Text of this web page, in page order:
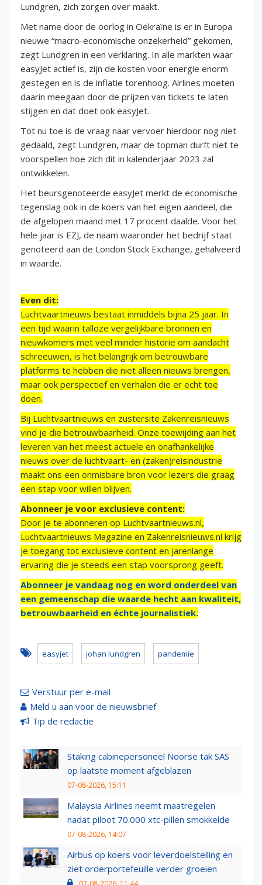
Lundgren, zich zorgen over maakt.
Met name door de oorlog in Oekraïne is er in Europa
nieuwe “macro-economische onzekerheid” gekomen,
zegt Lundgren in een verklaring. In alle markten waar
easyJet actief is, zijn de kosten voor energie enorm
gestegen en is de inflatie torenhoog. Airlines moeten
daarin meegaan door de prijzen van tickets te laten
stijgen en dat doet ook easyJet.
Tot nu toe is de vraag naar vervoer hierdoor nog niet
gedaald, zegt Lundgren, maar de topman durft niet te
voorspellen hoe zich dit in kalenderjaar 2023 zal
ontwikkelen.
Het beursgenoteerde easyJet merkt de economische
tegenslag ook in de koers van het eigen aandeel, die
de afgelopen maand met 17 procent daalde. Voor het
hele jaar is EZJ, de naam waaronder het bedrijf staat
genoteerd aan de London Stock Exchange, gehalveerd
in waarde.
Even dit:
Luchtvaartnieuws bestaat inmiddels bijna 25 jaar. In
een tijd waarin talloze vergelijkbare bronnen en
nieuwkomers met veel minder historie om aandacht
schreeuwen, is het belangrijk om betrouwbare
platforms te hebben die niet alleen nieuws brengen,
maar ook perspectief en verhalen die er echt toe
doen.
Bij Luchtvaartnieuws en zustersite Zakenreisnieuws
vind je die betrouwbaarheid. Onze toewijding aan het
leveren van het meest actuele en onafhankelijke
nieuws over de luchtvaart- en (zaken)reisindustrie
maakt ons een onmisbare bron voor lezers die graag
een stap voor willen blijven.
Abonneer je voor exclusieve content:
Door je te abonneren op Luchtvaartnieuws.nl,
Luchtvaartnieuws Magazine en Zakenreisnieuws.nl krijg
je toegang tot exclusieve content en jarenlange
ervaring die je steeds een stap voorsprong geeft.
Abonneer je vandaag nog en word onderdeel van
een gemeenschap die waarde hecht aan kwaliteit,
betrouwbaarheid en échte journalistiek.
easyjet johan lundgren pandemie
Verstuur per e-mail
Meld u aan voor de nieuwsbrief
Tip de redactie
Staking cabinepersoneel Noorse tak SAS
op laatste moment afgeblazen
07-08-2026, 15:11
Malaysia Airlines neemt maatregelen
nadat piloot 70.000 xtc-pillen smokkelde
07-08-2026, 14:07
Airbus op koers voor leverdoelstelling en
ziet orderportefeuille verder groeien